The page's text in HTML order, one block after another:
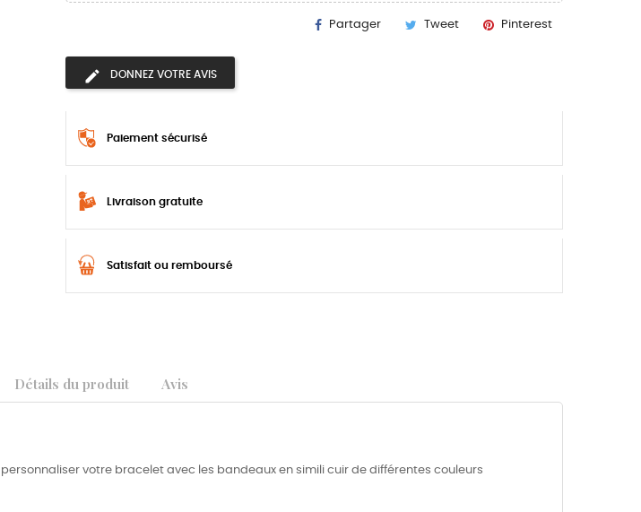
Partager Tweet Pinterest
DONNEZ VOTRE AVIS
Paiement sécurisé
Livraison gratuite
Satisfait ou remboursé
Détails du produit Avis
votre bracelet avec les bandeaux en simili cuir de différentes couleurs